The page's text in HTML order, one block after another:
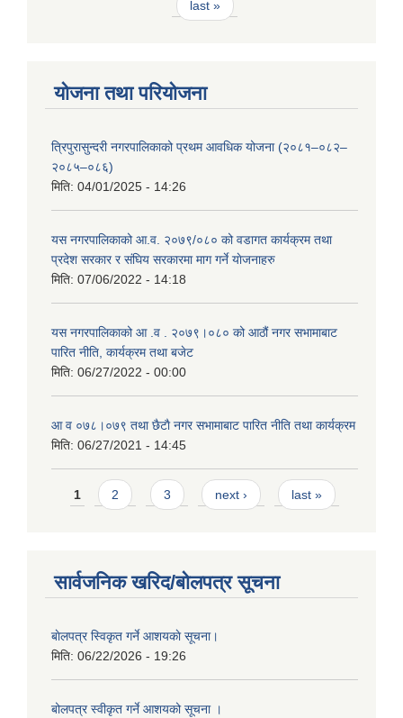
last »
योजना तथा परियोजना
त्रिपुरासुन्दरी नगरपालिकाको प्रथम आवधिक योजना (२०८१–०८२–
२०८५–०८६)
मिति: 04/01/2025 - 14:26
यस नगरपालिकाको आ.व. २०७९/०८० को वडागत कार्यक्रम तथा
प्रदेश सरकार र संघिय सरकारमा माग गर्ने याेजनाहरु
मिति: 07/06/2022 - 14:18
यस नगरपालिकाको आ‍ .व . २०७९।०८० को आठौं नगर सभामाबाट
पारित नीति, कार्यक्रम तथा बजेट
मिति: 06/27/2022 - 00:00
आ‍ व ०७८।०७९ तथा छैटाै नगर सभामाबाट पारित नीति तथा कार्यक्रम
मिति: 06/27/2021 - 14:45
Pages
1 2 3 next › last »
सार्वजनिक खरिद/बोलपत्र सूचना
बाेलपत्र स्विकृत गर्ने आशयकाे सूचना।
मिति: 06/22/2026 - 19:26
बोलपत्र स्वीकृत गर्ने आशयको सूचना ।